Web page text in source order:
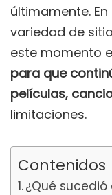
últimamente.
variedad de
este momento
para que
películas,
limitaciones.
Contenidos
¿Qué sucedió